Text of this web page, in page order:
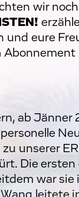
wir
und eure
ab
unserer
Die
war
leitete